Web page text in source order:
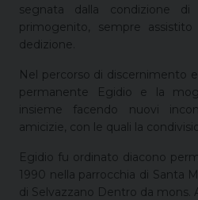
segnata dalla condizione di
primogenito, sempre
dedizione.
Nel percorso di discernimento
permanente Egidio e la
insieme facendo nuovi
amicizie, con le quali la
Egidio fu ordinato diacono
1990 nella parrocchia di Santa
di Selvazzano Dentro da mons.